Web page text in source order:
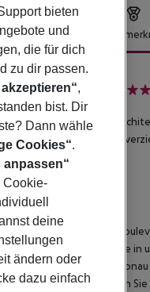
Hotel
in Budapest, ist eine
und einem Uhrturm
Erzsébet Körút
Seite der Donau, sowie
der nahe gelegenen
entspannen. Besuchen
bieten
und
die für dich
zu dir passen.
,
bist. Dir
Dann wähle
Cookies“.
anpassen“
Cookie-
deine
ändern oder
dazu einfach